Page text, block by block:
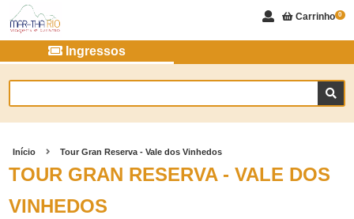
Carrinho 0
Ingressos
Início Tour Gran Reserva - Vale dos Vinhedos
TOUR GRAN RESERVA - VALE DOS
VINHEDOS